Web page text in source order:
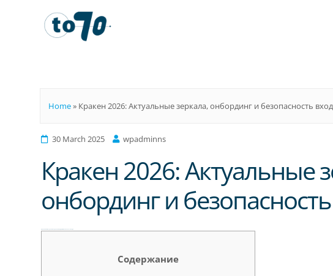
Home» Кракен 2026: Актуальные зеркала, онбординг и безопасность
30 March 2025 wpadminns
Кракен 2026: Актуальные
онбординг и
Содержание